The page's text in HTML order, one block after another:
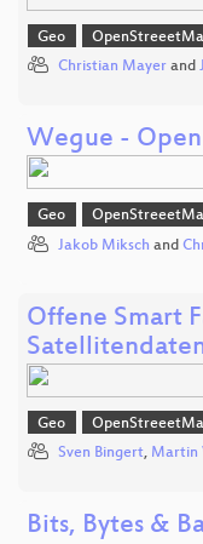
Geo
Christian Mayer and
Wegue -
Geo
Jakob Miksch and
Offene Smart
Geo
Sven Bingert, Martin
Bits, Bytes &